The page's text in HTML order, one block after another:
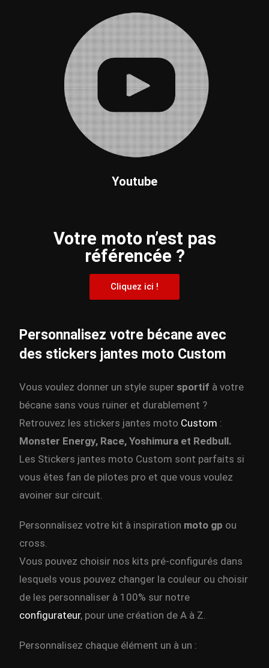
Youtube
Votre moto n’est pas
référencée ?
Cliquez ici !
Personnalisez votre bécane avec
des stickers jantes moto Custom
Vous voulez donner un style super sportif à votre
bécane sans vous ruiner et durablement ?
Retrouvez les stickers jantes moto Custom :
Monster Energy, Race, Yoshimura et Redbull.
Les Stickers jantes moto Custom sont parfaits si
vous êtes fan de pilotes pro et que vous voulez
avoiner sur circuit.
Personnalisez votre kit à inspiration moto gp ou
cross.
Vous pouvez choisir nos kits pré-configurés dans
lesquels vous pouvez changer la couleur ou choisir
de les personnaliser à 100% sur notre
configurateur, pour une création de A à Z.
Personnalisez chaque élément un à un :